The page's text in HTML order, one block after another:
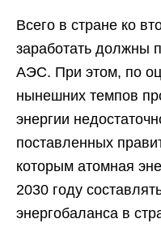
Всего в стране ко
заработать должны
АЭС. При этом, по
нынешних темпов
энергии
поставленных
которым атомная
2030 году
энергобаланса в